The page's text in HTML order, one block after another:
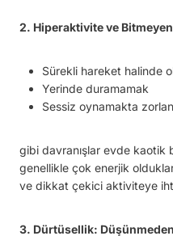
2. Hiperaktivite ve
Sürekli hareket halinde
Yerinde duramamak
Sessiz oynamakta
gibi davranışlar evde kaotik
genellikle çok enerjik
ve dikkat çekici aktiviteye
3. Dürtüsellik: